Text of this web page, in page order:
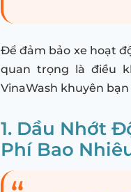
Để đảm bảo xe hoạt
quan trọng là điều
VinaWash khuyên
1. Dầu Nhớt
Phí Bao